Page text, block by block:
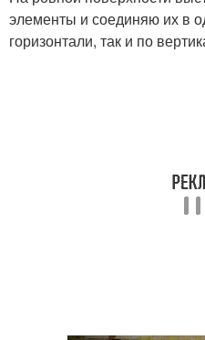
элементы и соединяю их в
горизонтали, так и по